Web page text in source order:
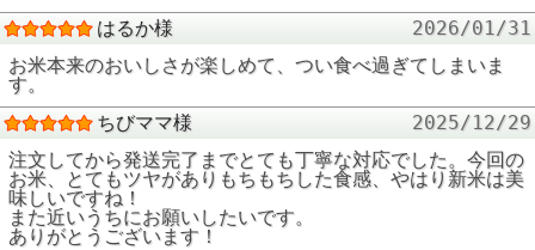
はるか様
2026/01/31
お米本来のおいしさが楽しめて、つい食べ過ぎてしまいま
す。
ちびママ様
2025/12/29
注文してから発送完了までとても丁寧な対応でした。今回の
お米、とてもツヤがありもちもちした食感、やはり新米は美
味しいですね！
また近いうちにお願いしたいです。
ありがとうございます！